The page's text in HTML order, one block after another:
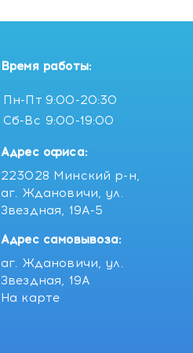
Время работы:
Пн-Пт 9:00-20:30
Сб-Вс 9:00-19:00
Адрес офиса:
223028 Минский р-н,
аг. Ждановичи, ул.
Звездная, 19А-5
Адрес самовывоза:
аг. Ждановичи, ул.
Звездная, 19А
На карте